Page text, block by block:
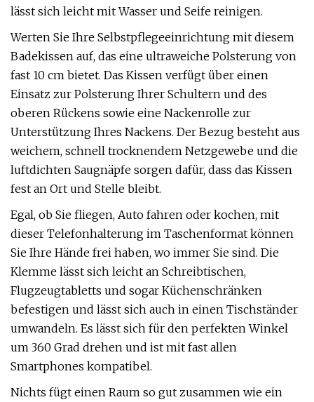
lässt sich leicht mit Wasser und Seife reinigen.
Werten Sie Ihre Selbstpflegeeinrichtung mit diesem
Badekissen auf, das eine ultraweiche Polsterung von
fast 10 cm bietet. Das Kissen verfügt über einen
Einsatz zur Polsterung Ihrer Schultern und des
oberen Rückens sowie eine Nackenrolle zur
Unterstützung Ihres Nackens. Der Bezug besteht aus
weichem, schnell trocknendem Netzgewebe und die
luftdichten Saugnäpfe sorgen dafür, dass das Kissen
fest an Ort und Stelle bleibt.
Egal, ob Sie fliegen, Auto fahren oder kochen, mit
dieser Telefonhalterung im Taschenformat können
Sie Ihre Hände frei haben, wo immer Sie sind. Die
Klemme lässt sich leicht an Schreibtischen,
Flugzeugtabletts und sogar Küchenschränken
befestigen und lässt sich auch in einen Tischständer
umwandeln. Es lässt sich für den perfekten Winkel
um 360 Grad drehen und ist mit fast allen
Smartphones kompatibel.
Nichts fügt einen Raum so gut zusammen wie ein